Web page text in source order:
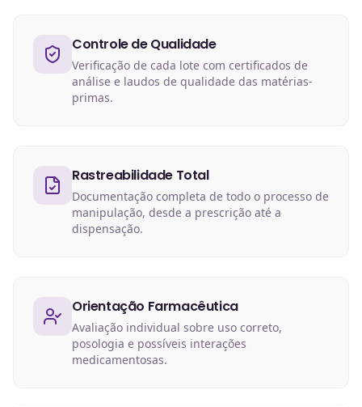
Controle de Qualidade
Verificação de cada lote com certificados de
análise e laudos de qualidade das matérias-
primas.
Rastreabilidade Total
Documentação completa de todo o processo de
manipulação, desde a prescrição até a
dispensação.
Orientação Farmacêutica
Avaliação individual sobre uso correto,
posologia e possíveis interações
medicamentosas.